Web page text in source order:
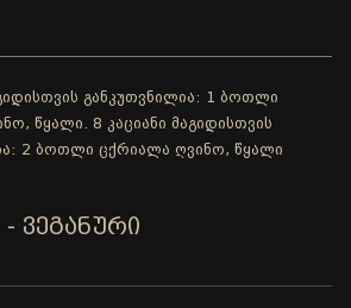
განკუთვნილია: 1 ბოთლი
წყალი. 8 კაციანი მაგიდისთვის
2 ბოთლი ცქრიალა ღვინო, წყალი
ᲕᲔᲒᲐᲜᲣᲠᲘ